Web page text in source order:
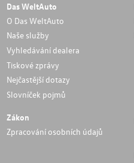
Das WeltAuto
O Das WeltAuto
Naše služby
Vyhledávání dealera
Tiskové zprávy
Nejčastější dotazy
Slovníček pojmů
Zákon
Zpracování osobních údajů